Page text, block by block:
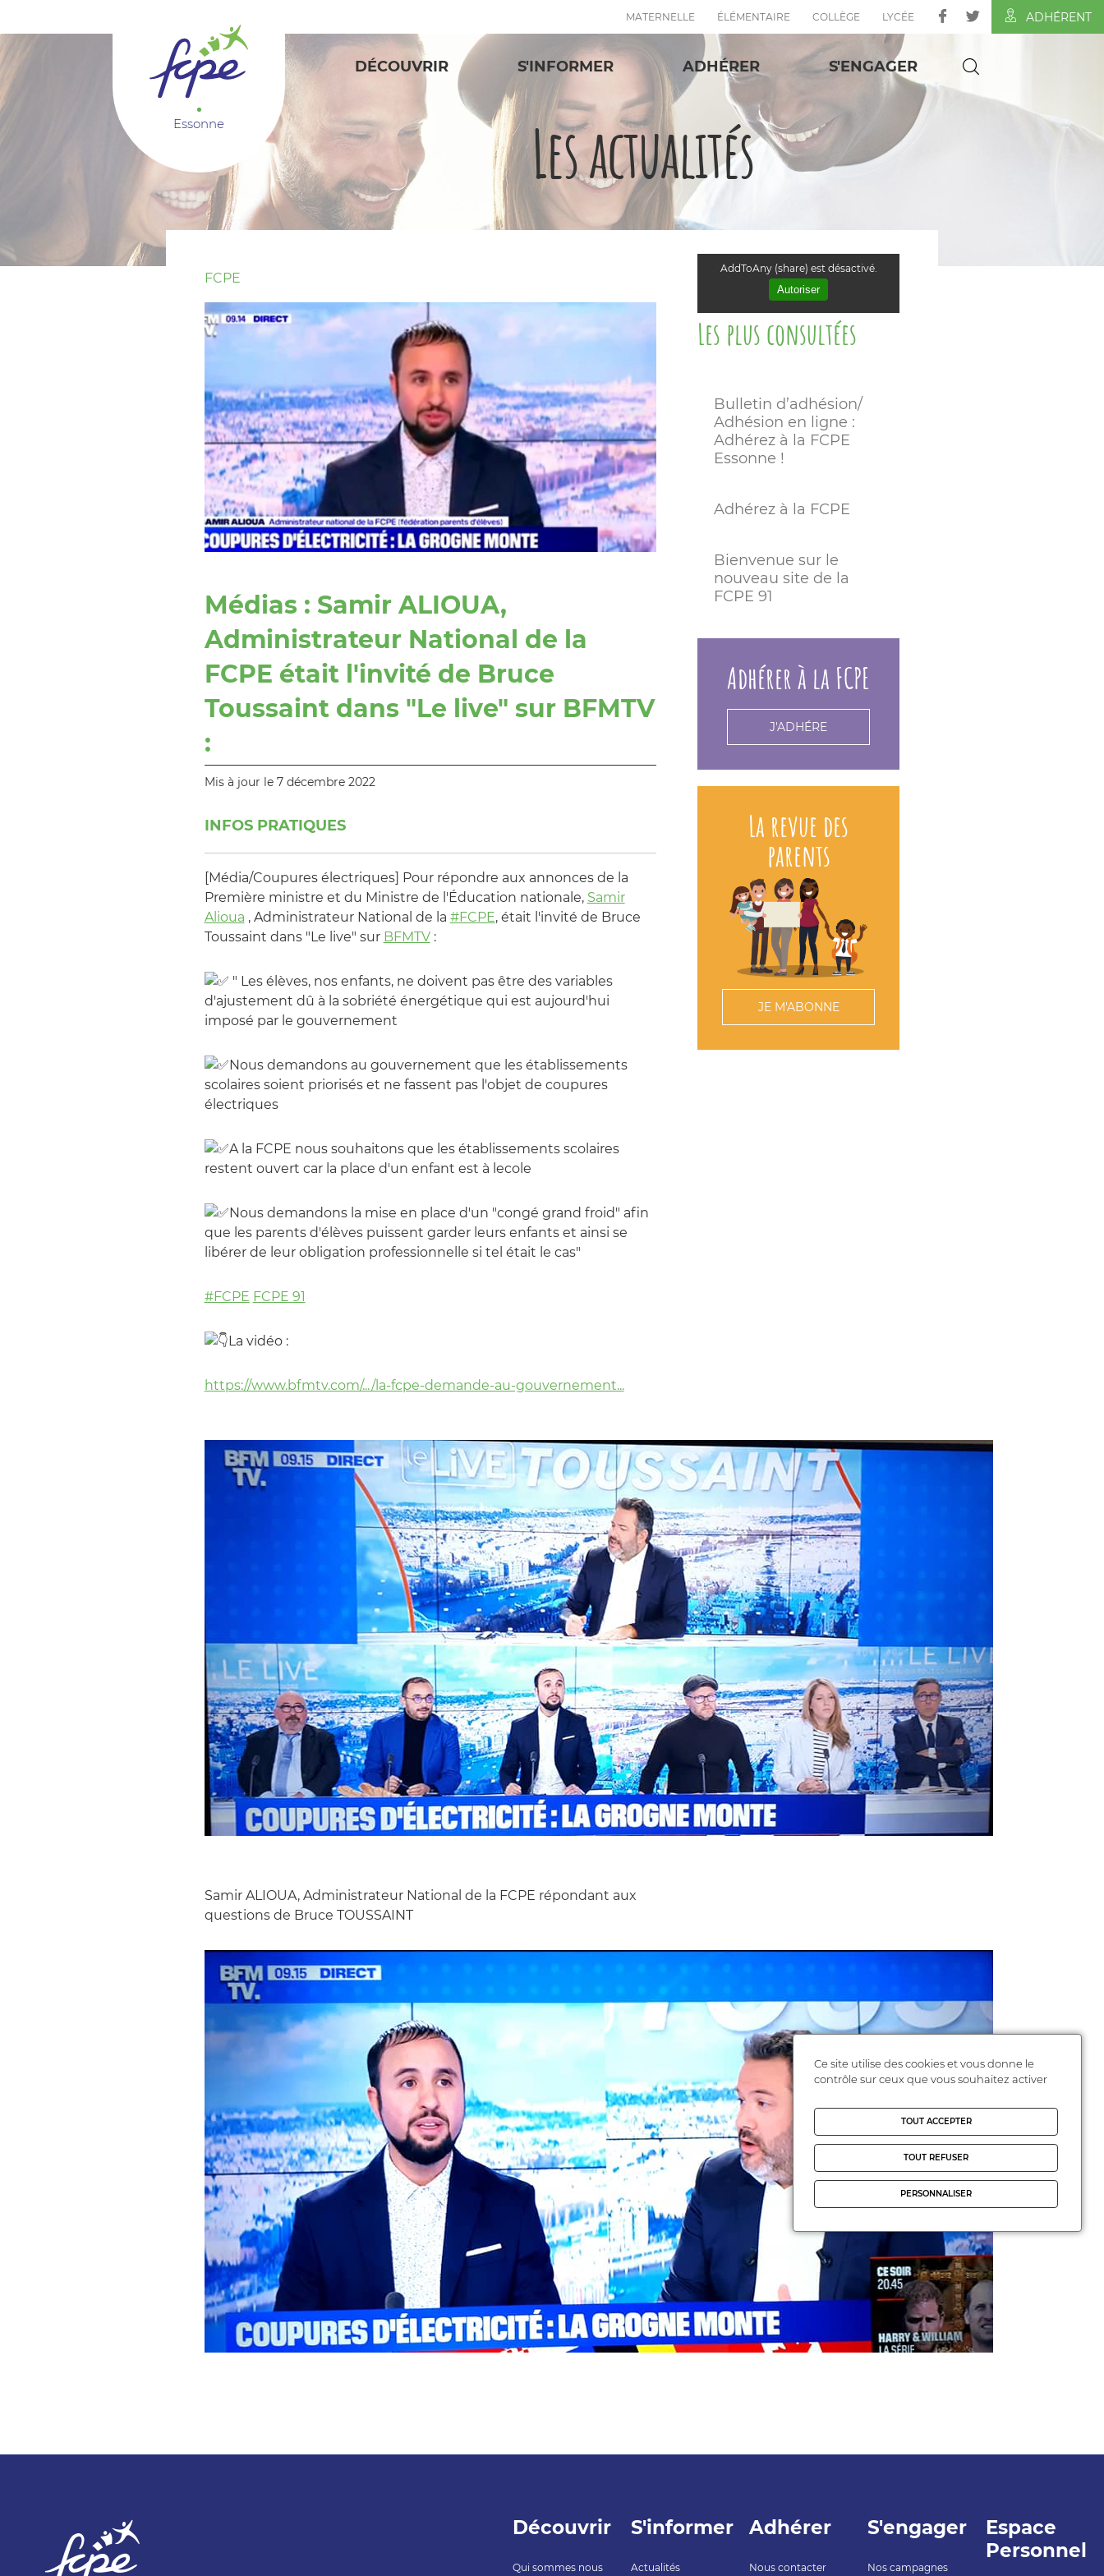
MATERNELLE ÉLÉMENTAIRE COLLÈGE LYCÉE ADHÉRENT
Essonne
DÉCOUVRIR S'INFORMER ADHÉRER S'ENGAGER
Les actualités
FCPE
Médias : Samir ALIOUA,
Administrateur National de la
FCPE était l'invité de Bruce
Toussaint dans "Le live" sur BFMTV
:
Mis à jour le 7 décembre 2022
INFOS PRATIQUES
[Média/Coupures électriques] Pour répondre aux annonces de la
Première ministre et du Ministre de l'Éducation nationale, Samir
Alioua , Administrateur National de la #FCPE, était l'invité de Bruce
Toussaint dans "Le live" sur BFMTV:
" Les élèves, nos enfants, ne doivent pas être des variables
d'ajustement dû à la sobriété énergétique qui est aujourd'hui
imposé par le gouvernement
Nous demandons au gouvernement que les établissements
scolaires soient priorisés et ne fassent pas l'objet de coupures
électriques
A la FCPE nous souhaitons que les établissements scolaires
restent ouvert car la place d'un enfant est à lecole
Nous demandons la mise en place d'un "congé grand froid" afin
que les parents d'élèves puissent garder leurs enfants et ainsi se
libérer de leur obligation professionnelle si tel était le cas"
#FCPE FCPE 91
La vidéo :
https://www.bfmtv.com/.../la-fcpe-demande-au-gouvernement...
Samir ALIOUA, Administrateur National de la FCPE répondant aux
questions de Bruce TOUSSAINT
AddToAny (share) est désactivé.
Autoriser
Les plus consultées
Bulletin d’adhésion/
Adhésion en ligne :
Adhérez à la FCPE
Essonne !
Adhérez à la FCPE
Bienvenue sur le
nouveau site de la
FCPE 91
Adhérer à la FCPE
J'ADHÉRE
La revue des
parents
JE M'ABONNE
Découvrir
Qui sommes nous
S'informer
Actualités
Adhérer
Nous contacter
S'engager
Nos campagnes
Espace
Personnel
Ce site utilise des cookies et vous donne le
contrôle sur ceux que vous souhaitez activer
TOUT ACCEPTER
TOUT REFUSER
PERSONNALISER